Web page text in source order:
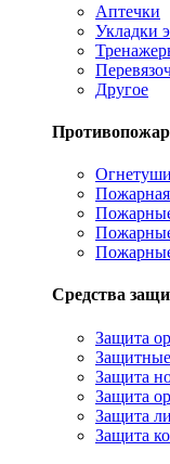
Аптечки
Укладки
Другое
Пожарная
Средства
Защита
Защита
Защита
Защита
Защита